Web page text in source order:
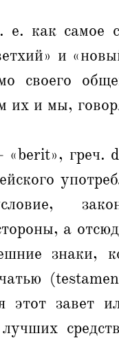
как самое
и
своего
их и мы,
«berit», греч.
условие,
а
знаки,
этот завет